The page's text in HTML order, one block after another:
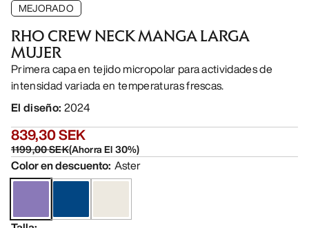
MEJORADO
RHO CREW NECK MANGA LARGA
MUJER
Primera capa en tejido micropolar para actividades de
intensidad variada en temperaturas frescas.
El diseño: 2024
839,30 SEK
1199,00 SEK(Ahorra El30%)
Color en descuento: Aster